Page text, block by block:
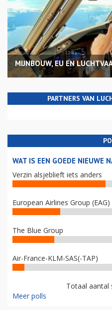
MIJNBOUW, EU EN
PARTNERS VAN
WAT IS EEN GOEDE NIEUWE
Verzin alsjeblieft iets anders
European Airlines Group (EAG)
The Blue Group
Air-France-KLM-SAS(-TAP)
Totaal aantal
Meer polls